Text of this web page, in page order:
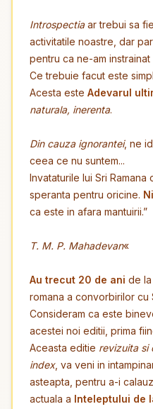
Introspectiaar trebui sa
activitatile noastre, dar
pentru ca ne-am
Ce trebuie facut este
Acesta este Adevarul
naturala, inerenta.
Din cauza ignorantei, ne
ceea ce nu suntem...
Invataturile lui Sri Ramana
speranta pentru oricine.
ca este in afara mantuirii.”
T. M. P. Mahadevan«
Au trecut 20 de ani de la
romana a convorbirilor cu
Consideram ca este
acestei noi editii, prima
Aceasta editie revizuita si
index, va veni in
asteapta, pentru a-i
actuala a Inteleptului de